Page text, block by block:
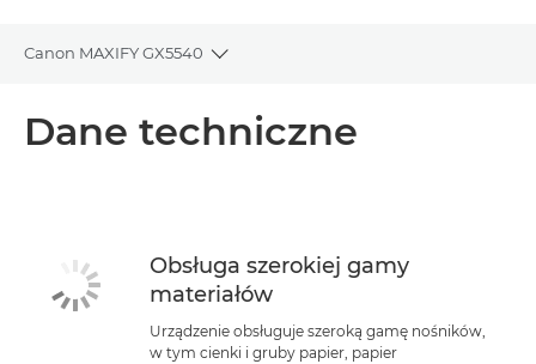
Canon MAXIFY GX5540
Toggle breadcrumbs
KUP ATRAMENT
Dane techniczne
Obsługa szerokiej gamy
materiałów
Urządzenie obsługuje szeroką gamę nośników,
w tym cienki i gruby papier, papier